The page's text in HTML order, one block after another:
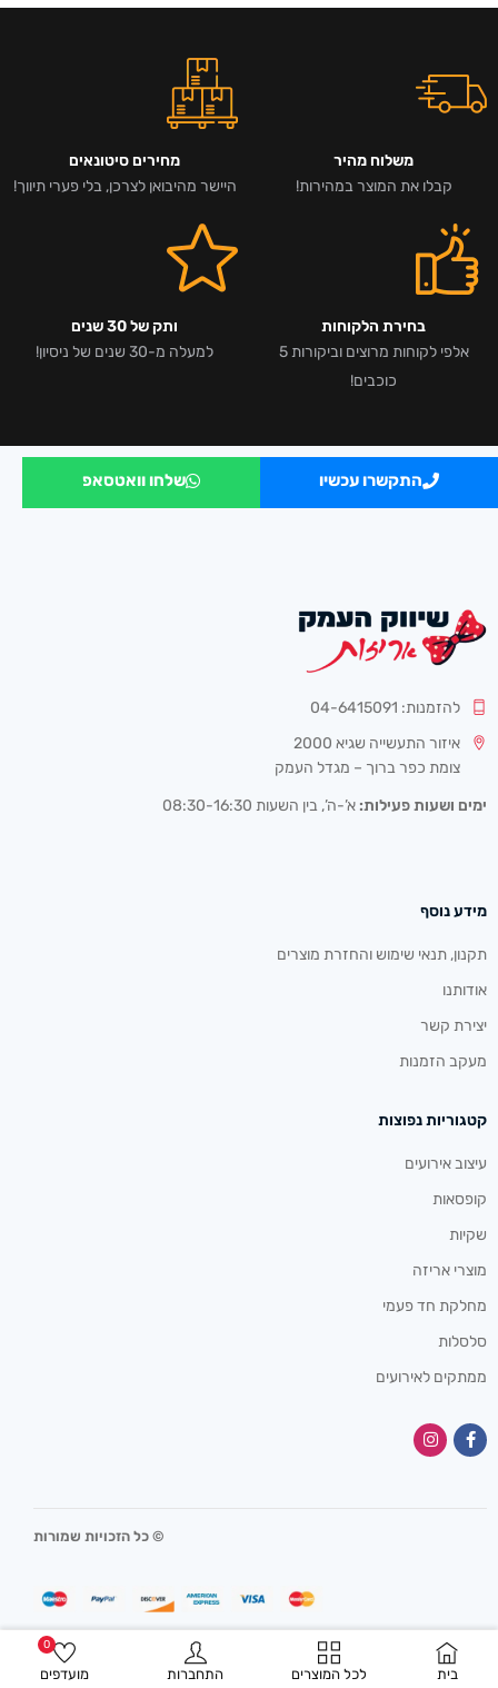
בית לכל המוצרים התחברות מועדפים
0
משלוח מהיר
קבלו את המוצר במהירות!
מחירים סיטונאים
היישר מהיבואן לצרכן, בלי פערי תיווך!
בחירת הלקוחות
אלפי לקוחות מרוצים וביקורות 5
כוכבים!
ותק של 30 שנים
למעלה מ-30 שנים של ניסיון!
התקשרו עכשיו שלחו וואטסאפ
להזמנות: 04-6415091
איזור התעשייה שגיא 2000
צומת כפר ברוך – מגדל העמק
ימים ושעות פעילות: א’-ה’, בין השעות 08:30-16:30
מידע נוסף
תקנון, תנאי שימוש והחזרת מוצרים
אודותנו
יצירת קשר
מעקב הזמנות
קטגוריות נפוצות
עיצוב אירועים
קופסאות
שקיות
מוצרי אריזה
מחלקת חד פעמי
סלסלות
ממתקים לאירועים
© כל הזכויות שמורות